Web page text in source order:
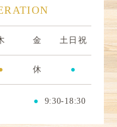
金 土日祝
休 ●
● 9:30-18:30